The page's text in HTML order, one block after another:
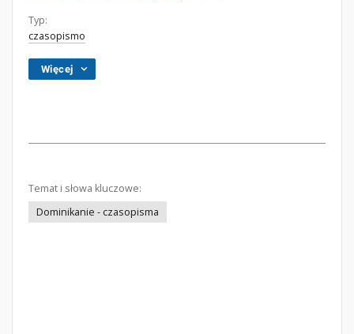
Typ:
czasopismo
Więcej
Temat i słowa kluczowe:
Dominikanie - czasopisma